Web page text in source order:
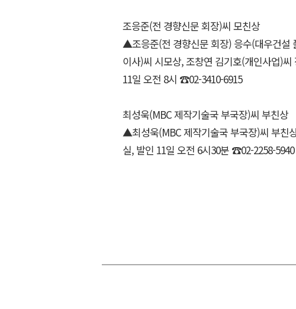
조응준(전 경향신문 회장)씨 모친상
▲조응준(전 경향신문 회장) 응수(대우건설
이사)씨 시모상, 조창연 김기호(개인사업)
11일 오전 8시 ☎02-3410-6915
최성욱(MBC 제작기술국 부국장)씨 부친상
▲최성욱(MBC 제작기술국 부국장)씨 부친
실, 발인 11일 오전 6시30분 ☎02-2258-5940